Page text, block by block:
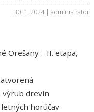
30. 1. 2024 | administrator
Orešany – II. etapa,
výrub drevín
horúčav